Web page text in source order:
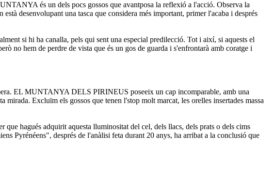
és un dels pocs gossos que avantposa la reflexió a l'acció. Observa la
desenvolupant una tasca que considera més important, primer l'acaba i després
si hi ha canalla, pels qui sent una especial predilecció. Tot i així, si aquests el
no hem de perdre de vista que és un gos de guarda i s'enfrontarà amb coratge i
EL MUNTANYA DELS PIRINEUS poseeix un cap incomparable, amb una
Excluïm els gossos que tenen l'stop molt marcat, les orelles insertades massa
hagués adquirit aquesta lluminositat del cel, dels llacs, dels prats o dels cims
Pyrénéens", després de l'anàlisi feta durant 20 anys, ha arribat a la conclusió que